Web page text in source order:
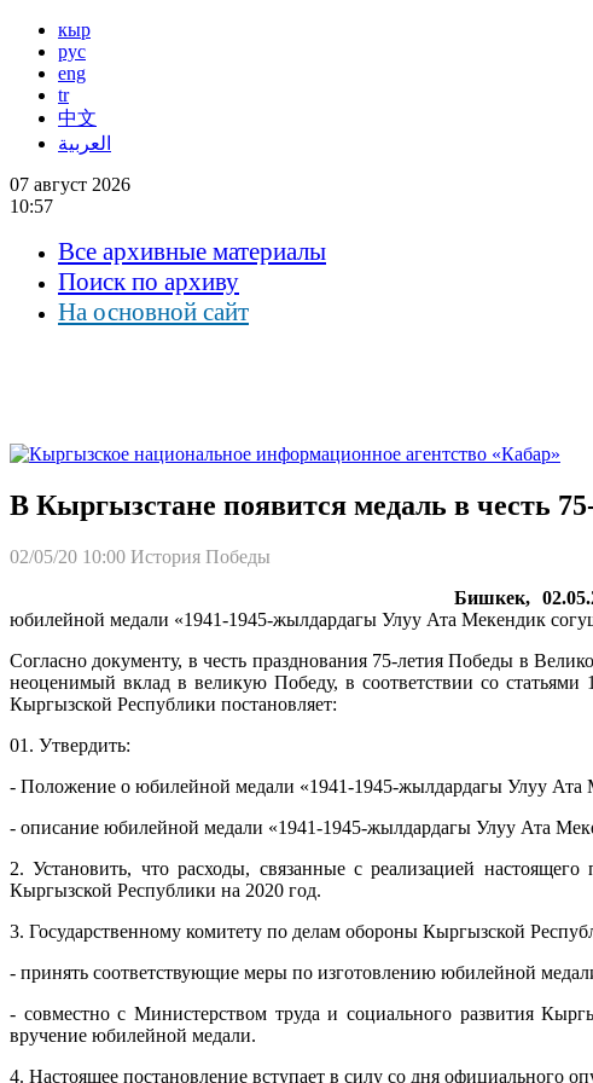
кыр
рус
eng
tr
中文
العربية
07 август 2026
10:57
Все архивные материалы
Поиск по архиву
На основной сайт
В Кыргызстане появится медаль в честь
02/05/20 10:00 История Победы
Бишкек,
юбилейной медали «1941-1945-жылдардагы Улуу Ата Мекендик
Согласно документу, в честь празднования 75-летия Победы в
неоценимый вклад в великую Победу, в соответствии со
Кыргызской Республики постановляет:
01. Утвердить:
- Положение о юбилейной медали «1941-1945-жылдардагы Улуу
- описание юбилейной медали «1941-1945-жылдардагы Улуу Ата
2. Установить, что расходы, связанные с реализацией
Кыргызской Республики на 2020 год.
3. Государственному комитету по делам обороны Кыргызской
- принять соответствующие меры по изготовлению юбилейной
- совместно с Министерством труда и социального развития
вручение юбилейной медали.
4. Настоящее постановление вступает в силу со дня официального